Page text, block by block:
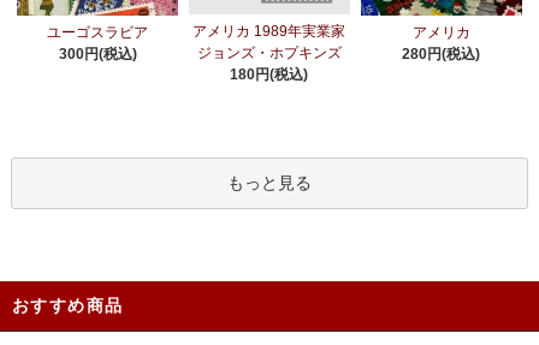
ユーゴスラビア
300円(税込)
アメリカ 1989年実業家
ジョンズ・ホプキンズ
180円(税込)
アメリカ
280円(税込)
もっと見る
おすすめ商品